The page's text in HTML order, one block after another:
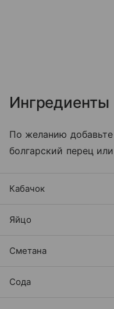
Ингредиенты
По желанию
болгарский перец
Кабачок
Яйцо
Сметана
Сода